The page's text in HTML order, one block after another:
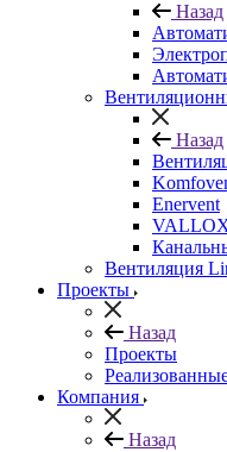
Назад
Назад
Enervent
Вентиляция
Проекты
Назад
Проекты
Компания
Назад